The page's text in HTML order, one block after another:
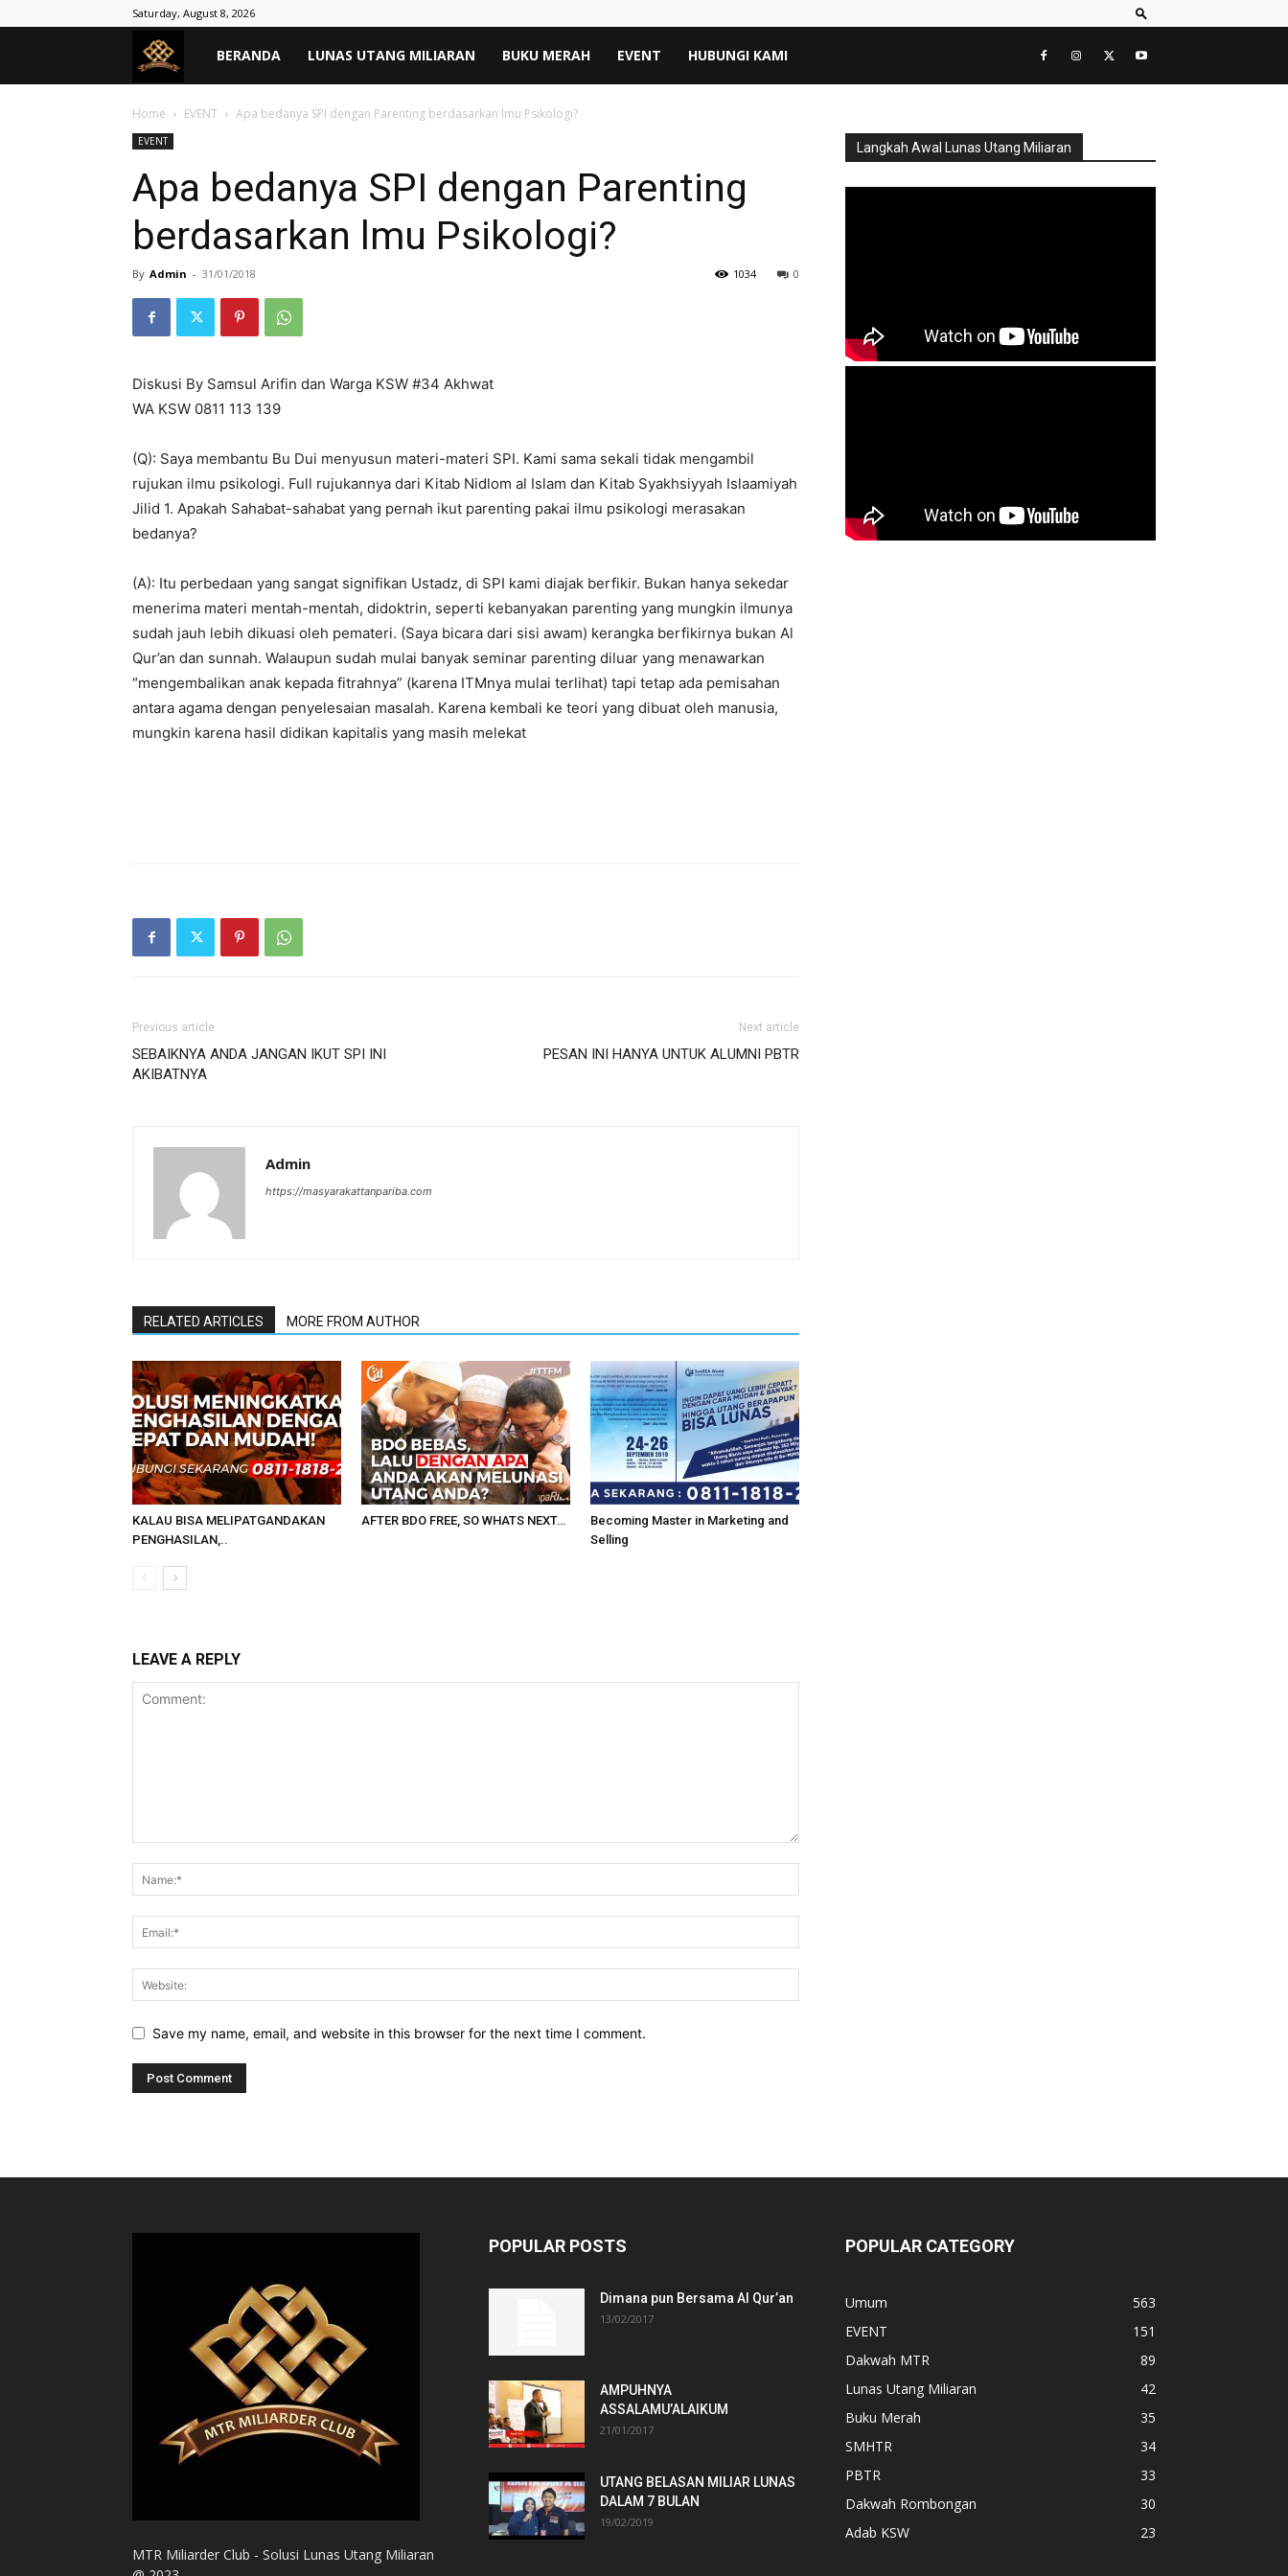
Saturday, August 8, 2026
MASYARAKAT
TANPA
RIBA
–
Lunas
Hutang
BERANDA LUNAS UTANG MILIARAN BUKU MERAH EVENT HUBUNGI KAMI
Home EVENT Apa bedanya SPI dengan Parenting berdasarkan lmu Psikologi?
EVENT
Apa bedanya SPI dengan Parenting
berdasarkan lmu Psikologi?
By Admin - 31/01/2018 0
1034
Diskusi By Samsul Arifin dan Warga KSW #34 Akhwat
WA KSW 0811 113 139
(Q): Saya membantu Bu Dui menyusun materi-materi SPI. Kami sama sekali tidak mengambil
rujukan ilmu psikologi. Full rujukannya dari Kitab Nidlom al Islam dan Kitab Syakhsiyyah Islaamiyah
Jilid 1. Apakah Sahabat-sahabat yang pernah ikut parenting pakai ilmu psikologi merasakan
bedanya?
(A): Itu perbedaan yang sangat signifikan Ustadz, di SPI kami diajak berfikir. Bukan hanya sekedar
menerima materi mentah-mentah, didoktrin, seperti kebanyakan parenting yang mungkin ilmunya
sudah jauh lebih dikuasi oleh pemateri. (Saya bicara dari sisi awam) kerangka berfikirnya bukan Al
Qur’an dan sunnah. Walaupun sudah mulai banyak seminar parenting diluar yang menawarkan
“mengembalikan anak kepada fitrahnya” (karena ITMnya mulai terlihat) tapi tetap ada pemisahan
antara agama dengan penyelesaian masalah. Karena kembali ke teori yang dibuat oleh manusia,
mungkin karena hasil didikan kapitalis yang masih melekat
Previous article
SEBAIKNYA ANDA JANGAN IKUT SPI INI
AKIBATNYA
Next article
PESAN INI HANYA UNTUK ALUMNI PBTR
Admin
https://masyarakattanpariba.com
RELATED ARTICLES MORE FROM AUTHOR
KALAU BISA MELIPATGANDAKAN
PENGHASILAN,..
AFTER BDO FREE, SO WHATS NEXT…
Becoming Master in Marketing and
Selling
LEAVE A REPLY
Save my name, email, and website in this browser for the next time I comment.
Langkah Awal Lunas Utang Miliaran
MTR Miliarder Club - Solusi Lunas Utang Miliaran
POPULAR POSTS
Dimana pun Bersama Al Qur’an
13/02/2017
AMPUHNYA
ASSALAMU’ALAIKUM
21/01/2017
UTANG BELASAN MILIAR LUNAS
DALAM 7 BULAN
19/02/2019
POPULAR CATEGORY
Umum
563
EVENT
151
Dakwah MTR
89
Lunas Utang Miliaran
42
Buku Merah
35
SMHTR
34
PBTR
33
Dakwah Rombongan
30
Adab KSW
23